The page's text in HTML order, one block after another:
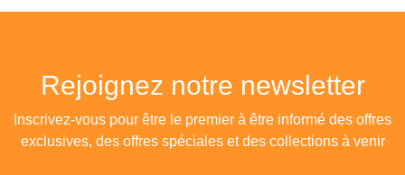
Rejoignez notre newsletter
Inscrivez-vous pour être le premier à être informé des offres
exclusives, des offres spéciales et des collections à venir